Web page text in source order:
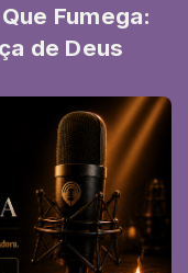
Fumega:
de Deus